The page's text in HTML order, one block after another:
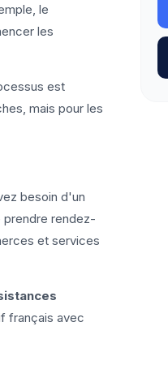
le
les
est
mais pour les
besoin d'un
prendre rendez-
et services
français avec